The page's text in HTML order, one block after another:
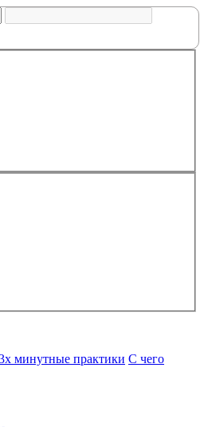
минутные практики С чего